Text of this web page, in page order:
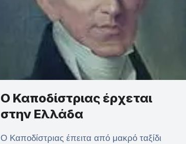
Ο Καποδίστριας έρχεται
στην Ελλάδα
Ο Καποδίστριας έπειτα από μακρό ταξίδι